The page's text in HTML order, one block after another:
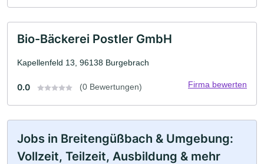
Bio-Bäckerei Postler GmbH
Kapellenfeld 13, 96138 Burgebrach
0.0 (0 Bewertungen) Firma bewerten
Jobs in Breitengüßbach & Umgebung:
Vollzeit, Teilzeit, Ausbildung & mehr